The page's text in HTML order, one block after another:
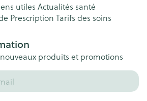
utiles Actualités santé
Prescription Tarifs des soins
produits et promotions